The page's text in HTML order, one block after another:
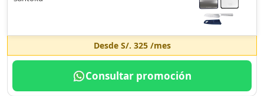
Desde S/. 325/mes
Consultar promoción